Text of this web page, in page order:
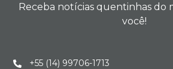
Receba notícias quentinhas do
você!
+55 (14) 99706-1713